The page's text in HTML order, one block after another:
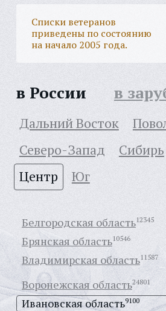
Списки ветеранов
приведены по состоянию
на начало 2005 года.
в России в
Дальний Восток
Северо-Запад
Сибирь
Центр
Юг
Белгородская область12345
Брянская область10546
Владимирская область11587
Воронежская область24801
Ивановская область9100